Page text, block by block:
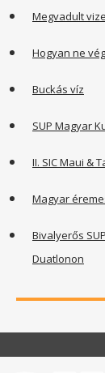
Megvadult
Hogyan ne
Buckás víz
SUP Magyar
II. SIC Maui &
Magyar
Bivalyerős
Duatlonon